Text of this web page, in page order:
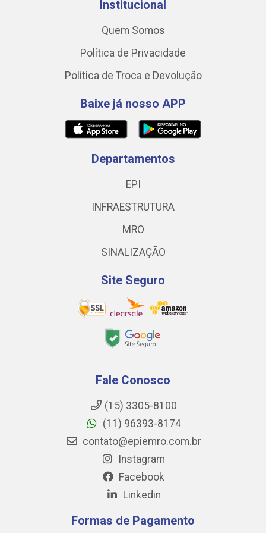
Institucional
Quem Somos
Política de Privacidade
Política de Troca e Devolução
Baixe já nosso APP
Departamentos
EPI
INFRAESTRUTURA
MRO
SINALIZAÇÃO
Site Seguro
Fale Conosco
(15) 3305-8100
(11) 96393-8174
contato@epiemro.com.br
Instagram
Facebook
Linkedin
Formas de Pagamento